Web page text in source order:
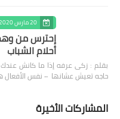
20 مارس 2020
أحلام الشباب
حاجه تعيش عشانها ٠٠ نفس الأفعال هاتوص…
المشاركات الأخيرة